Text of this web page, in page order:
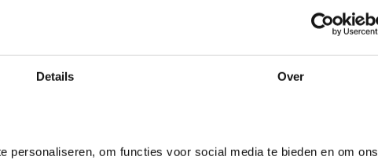
Details Over
personaliseren, om functies voor social media te bieden en om ons